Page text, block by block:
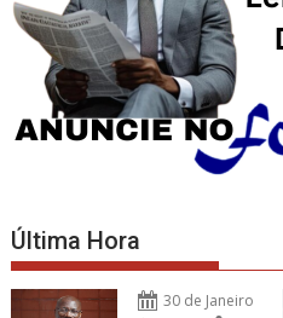
Última Hora
30 de Janeiro